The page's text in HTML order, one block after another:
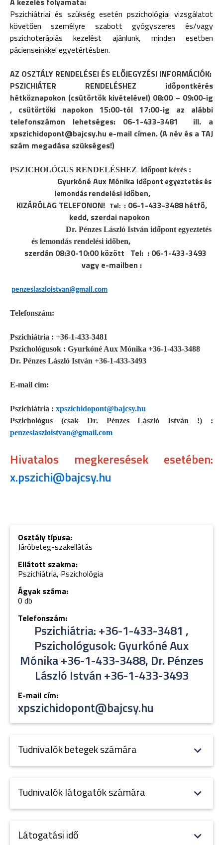
Pszichiátriai és szükség esetén pszichológiai vizsgálatot
követően személyre szabott gyógyszeres és/vagy
pszichoterápiás kezelést ajánlunk, minden esetben
pácienseinkkel egyetértésben.
AZ OSZTÁLY RENDELÉSEI ÉS ELŐJEGYZÉSI INFORMÁCIÓK:
PSZICHIÁTER RENDELÉSHEZ időpontkérés
hétköznapokon (csütörtök kivételével) 08:00 – 09:00-ig
, csütörtöki napokon 15:00-tól 17:00-ig az alábbi
telefonszámon lehetséges: 06-1-433-3481 ill. a
xpszichidopont@bajcsy.hu e-mail címen. (A név és a TAJ
szám megadása szükséges!)
PSZICHOLÓGUS RENDELÉSHEZ időpont kérés :
Gyurkóné Aux Mónika időpont egyeztetés és
lemondásrendelési időben,
KIZÁRÓLAG TELEFONON! Tel: : 06-1-433-3488hétfő,
kedd, szerdai napokon
Dr. Pénzes László István időpont egyeztetés
és lemondás rendelési időben,
szerdán 08:30-10:00 között Tel: : 06-1-433-3493
vagy e-mailben :
penzeslaszloistvan@gmail.com
Telefonszám:
Pszichiátria : +36-1-433-3481
Pszichológusok : Gyurkóné Aux Mónika +36-1-433-3488
Dr. Pénzes László István +36-1-433-3493
E-mail cím:
Pszichiátria : xpszichidopont@bajcsy.hu
Pszichológus (csak Dr. Pénzes László István !) :
penzeslaszloistvan@gmail.com
Hivatalos megkeresések esetében:
x.pszichi@bajcsy.hu
Osztály típusa:
Járóbeteg-szakellátás
Ellátott szakma:
Pszichiátria, Pszichológia
Ágyak száma:
0 db
Telefonszám:
Pszichiátria: +36-1-433-3481 ,
Pszichológusok: Gyurkóné Aux
Mónika +36-1-433-3488, Dr. Pénzes
László István +36-1-433-3493
E-mail cím:
xpszichidopont@bajcsy.hu
Tudnivalók betegek számára
Tudnivalók látogatók számára
Látogatási idő